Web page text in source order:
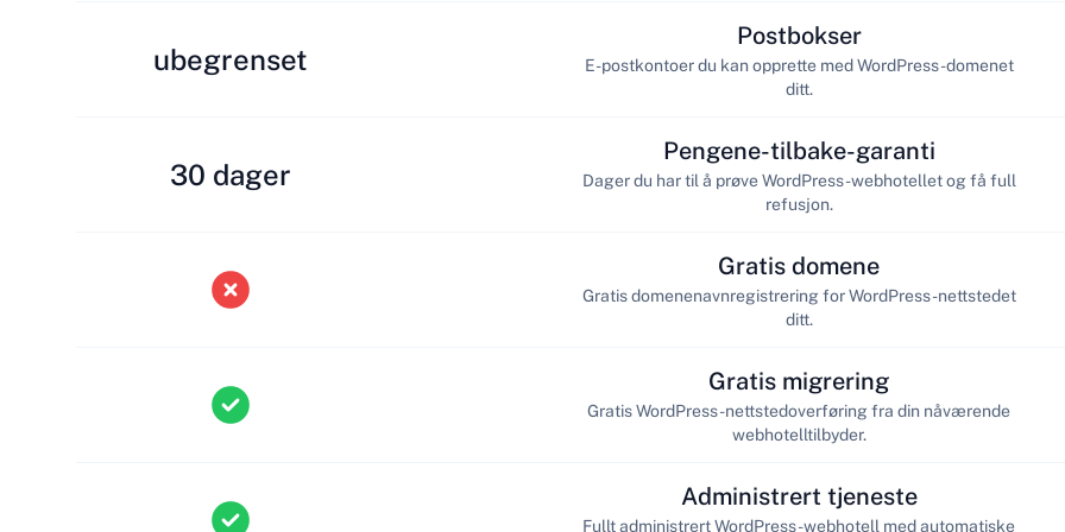
ubegrenset
Postbokser
E-postkontoer du kan opprette med WordPress-domenet
ditt.
30 dager
Pengene-tilbake-garanti
Dager du har til å prøve WordPress-webhotellet og få full
refusjon.
Gratis domene
Gratis domenenavnregistrering for WordPress-nettstedet
ditt.
Gratis migrering
Gratis WordPress-nettstedoverføring fra din nåværende
webhotelltilbyder.
Administrert tjeneste
Fullt administrert WordPress-webhotell med automatiske